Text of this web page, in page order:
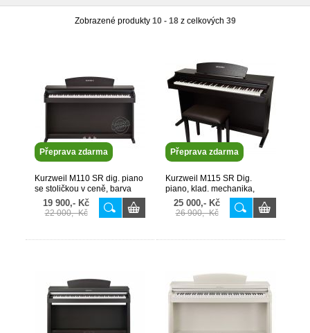
Zobrazené produkty 10 - 18z celkových 39
Přeprava zdarma
Kurzweil M110 SR dig. piano
se stoličkou v ceně, barva
tmavo hnědá
19 900,- Kč
22 000,- Kč
Přeprava zdarma
Kurzweil M115 SR Dig.
piano, klad. mechanika,
navíc doprovody a stolička
NEW 2022
25 000,- Kč
26 900,- Kč